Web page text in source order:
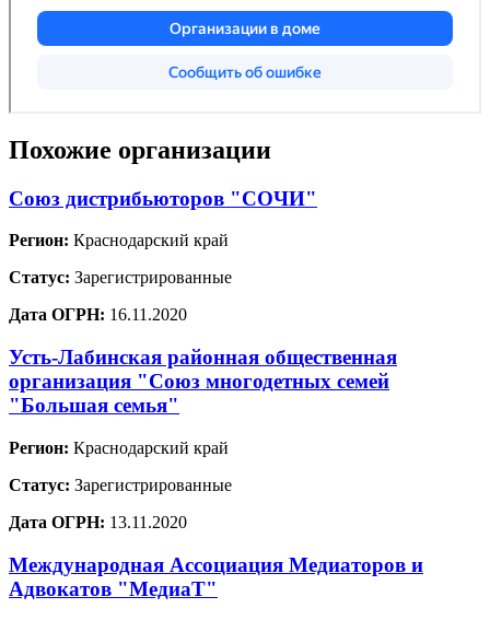
Похожие организации
Союз дистрибьюторов "СОЧИ"
Регион: Краснодарский край
Статус: Зарегистрированные
Дата ОГРН: 16.11.2020
Усть-Лабинская районная общественная
организация "Союз многодетных семей
"Большая семья"
Регион: Краснодарский край
Статус: Зарегистрированные
Дата ОГРН: 13.11.2020
Международная Ассоциация Медиаторов и
Адвокатов "МедиаТ"